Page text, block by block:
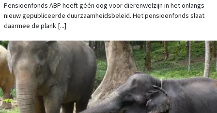
Pensioenfonds ABP heeft géén oog voor dierenwelzijn in het onlangs
nieuw gepubliceerde duurzaamheidsbeleid. Het pensioenfonds slaat
daarmee de plank [...]